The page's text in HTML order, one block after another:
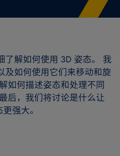
了解如何使用 3D 姿态。 我
及如何使用它们来移动和旋
如何描述姿态和处理不同
后，我们将讨论是什么让
强大。